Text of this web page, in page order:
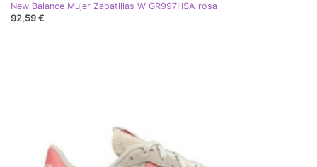
New Balance Mujer Zapatillas W GR997HSA rosa
92,59 €